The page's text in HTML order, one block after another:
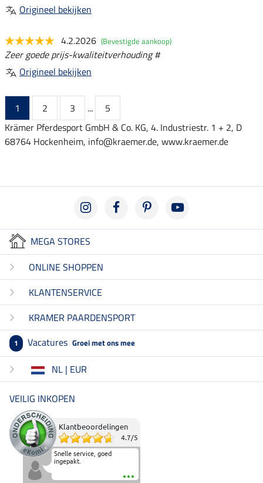
Origineel bekijken
4.2.2026 (Bevestigde aankoop)
Zeer goede prijs-kwaliteitverhouding #
Origineel bekijken
1 2 3 ...
5
Krämer Pferdesport GmbH & Co. KG, 4. Industriestr. 1 + 2, D
68764 Hockenheim, info@kraemer.de, www.kraemer.de
MEGA STORES
ONLINE SHOPPEN
KLANTENSERVICE
KRAMER PAARDENSPORT
1 Vacatures Groei met ons mee
NL | EUR
VEILIG INKOPEN
Klantbeoordelingen
4.7/5
Snelle service, goed
ingepakt.